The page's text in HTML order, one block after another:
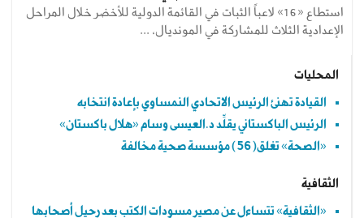
استطاع «16» لاعباً الثبات في القائمة الدولية للأخضر خلال المراحل
الإعدادية الثلاث للمشاركة في المونديال، ...
المحليات
القيادة تهنئ الرئيس الاتحادي النمساوي بإعادة انتخابه
الرئيس الباكستاني يقلِّد د.العيسى وسام «هلال باكستان»
«الصحة» تغلق(56) مؤسسة صحية مخالفة
الثقافية
«الثقافية» تتساءل عن مصير مسودات الكتب بعد رحيل أصحابها